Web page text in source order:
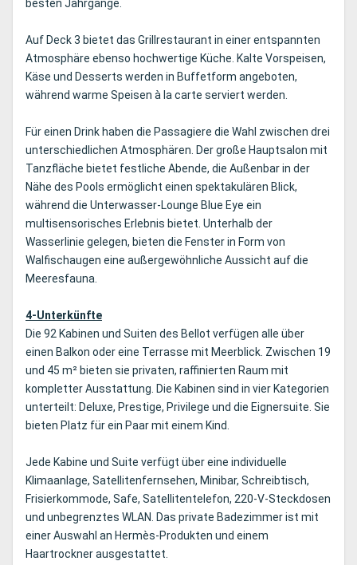
besten Jahrgänge.
Auf Deck 3 bietet das Grillrestaurant in einer entspannten
Atmosphäre ebenso hochwertige Küche. Kalte Vorspeisen,
Käse und Desserts werden in Buffetform angeboten,
während warme Speisen à la carte serviert werden.
Für einen Drink haben die Passagiere die Wahl zwischen drei
unterschiedlichen Atmosphären. Der große Hauptsalon mit
Tanzfläche bietet festliche Abende, die Außenbar in der
Nähe des Pools ermöglicht einen spektakulären Blick,
während die Unterwasser-Lounge Blue Eye ein
multisensorisches Erlebnis bietet. Unterhalb der
Wasserlinie gelegen, bieten die Fenster in Form von
Walfischaugen eine außergewöhnliche Aussicht auf die
Meeresfauna.
4-Unterkünfte
Die 92 Kabinen und Suiten des Bellot verfügen alle über
einen Balkon oder eine Terrasse mit Meerblick. Zwischen 19
und 45 m² bieten sie privaten, raffinierten Raum mit
kompletter Ausstattung. Die Kabinen sind in vier Kategorien
unterteilt: Deluxe, Prestige, Privilege und die Eignersuite. Sie
bieten Platz für ein Paar mit einem Kind.
Jede Kabine und Suite verfügt über eine individuelle
Klimaanlage, Satellitenfernsehen, Minibar, Schreibtisch,
Frisierkommode, Safe, Satellitentelefon, 220-V-Steckdosen
und unbegrenztes WLAN. Das private Badezimmer ist mit
einer Auswahl an Hermès-Produkten und einem
Haartrockner ausgestattet.